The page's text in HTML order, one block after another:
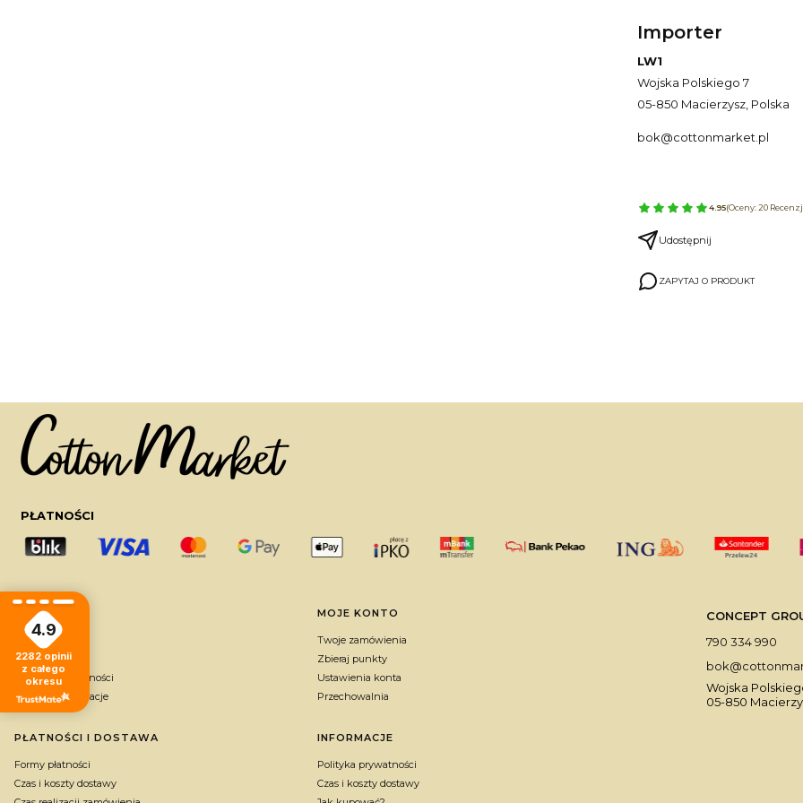
Importer
LW1
Wojska Polskiego 7
05-850 Macierzysz, Polska
bok@cottonmarket.pl
4.95(Oceny: 20
Udostępnij
ZAPYTAJ O PRODUKT
PŁATNOŚCI
Linki w stopce
POMOC
Regulaminy
FAQ
Polityka prywatności
Zwroty i reklamacje
MOJE KONTO
Twoje zamówienia
Zbieraj punkty
Ustawienia konta
Przechowalnia
PŁATNOŚCI I DOSTAWA
Formy płatności
Czas i koszty dostawy
INFORMACJE
Polityka prywatności
Czas i koszty dostawy
CONCEPT
790 334 990
Wojska
05-850
4.9
2282 opinii
z całego
okresu